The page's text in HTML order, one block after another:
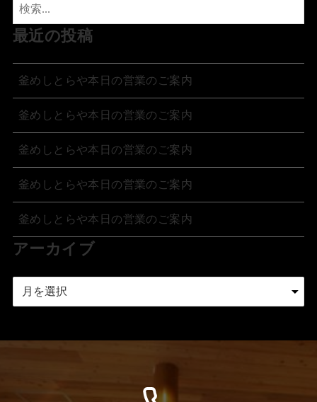
最近の投稿
釜めしとらや本日の営業のご案内
釜めしとらや本日の営業のご案内
釜めしとらや本日の営業のご案内
釜めしとらや本日の営業のご案内
釜めしとらや本日の営業のご案内
アーカイブ